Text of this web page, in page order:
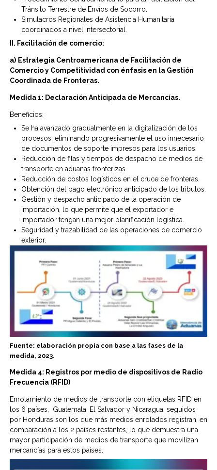
Tránsito Terrestre de Envíos de Socorro.
Simulacros Regionales de Asistencia Humanitaria
coordinados a nivel intersectorial.
II. Facilitación de comercio:
a) Estrategia Centroamericana de Facilitación de
Comercio y Competitividad con énfasis en la Gestión
Coordinada de Fronteras.
Medida 1: Declaración Anticipada de Mercancías.
Beneficios:
Se ha avanzado gradualmente en la digitalización de los
procesos, eliminando progresivamente el uso innecesario
de documentos de soporte impresos para los usuarios.
Reducción de filas y tiempos de despacho de medios de
transporte en aduanas fronterizas.
Reducción de costos logísticos en el cruce de fronteras.
Obtención del pago electrónico anticipado de los tributos.
Gestión y despacho anticipado de la operación de
importación, lo que permite que el exportador e
importador tengan una mejor planificación logística.
Seguridad y trazabilidad de las operaciones de comercio
exterior.
Fuente: elaboración propia con base a las fases de la
medida, 2023.
Medida 4: Registros por medio de dispositivos de Radio
Frecuencia (RFID)
Enrolamiento de medios de transporte con etiquetas RFID en
los 6 países, Guatemala, El Salvador y Nicaragua, seguidos
por Honduras son los que más medios enrolados registran, en
comparación a los 2 países restantes, lo que demuestra una
mayor participación de medios de transporte que movilizan
mercancías para estos países.